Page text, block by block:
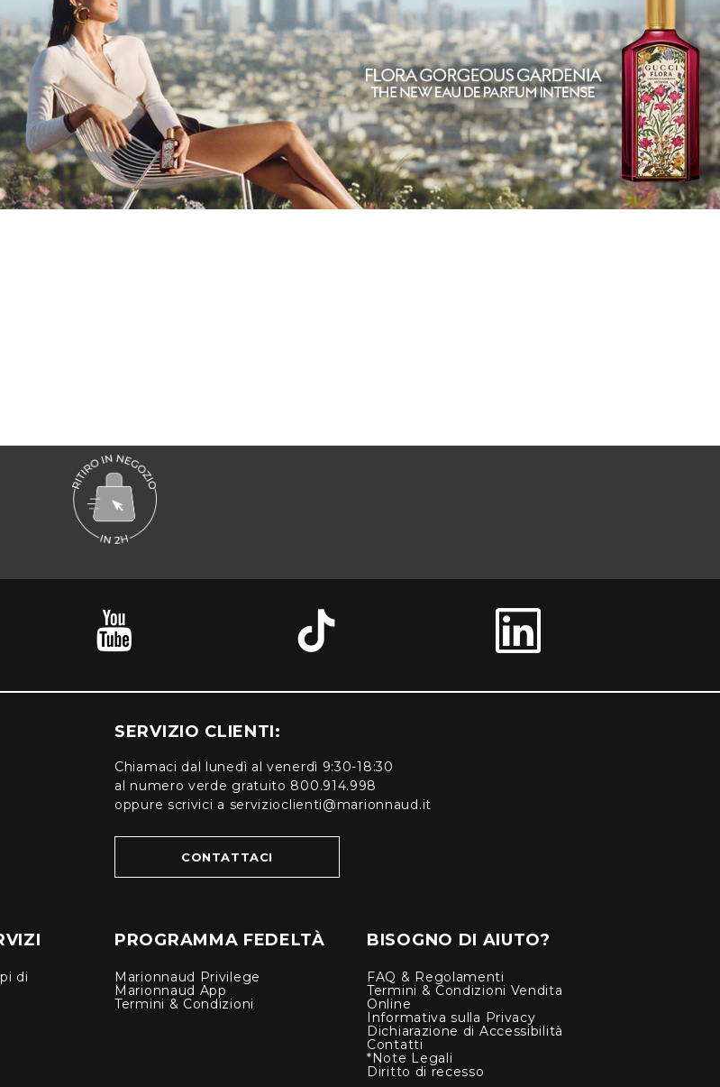
SERVIZIO CLIENTI:
Chiamaci dal lunedì al venerdì 9:30-18:30
al numero verde gratuito 800.914.998
oppure scrivici a servizioclienti@marionnaud.it
CONTATTACI
di
PROGRAMMA FEDELTÀ
Marionnaud Privilege
Marionnaud App
Termini & Condizioni
BISOGNO DI AIUTO?
FAQ & Regolamenti
Termini & Condizioni Vendita
Online
Informativa sulla Privacy
Dichiarazione di Accessibilità
Contatti
*Note Legali
Diritto di recesso